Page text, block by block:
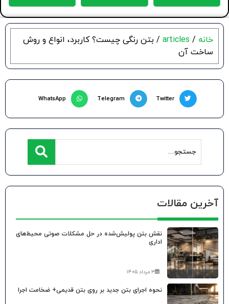
خانه /
articles / بتن رنگی چیست؟ کاربرد، انواع و روش
ساخت آن
Twitter
Telegram
WhatsApp
آخرین مقالات
نقش بتن پولیش‌شده در حل مشکلات صوتی محیط‌های
اداری
۳ مرداد ۱۴۰۵
نحوه اجرای بتن جدید بر روی بتن قدیمی+ ضخامت اجرا